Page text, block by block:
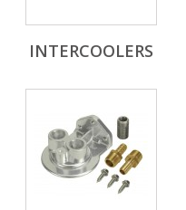
INTERCOOLERS